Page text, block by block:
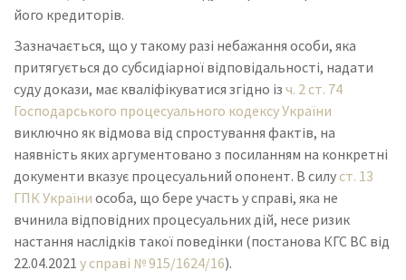
його кредиторів.
Зазначається, що у такому разі небажання особи, яка
притягується до субсидіарної відповідальності, надати
суду докази, має кваліфікуватися згідно із ч. 2 ст. 74
Господарського процесуального кодексу України
виключно як відмова від спростування фактів, на
наявність яких аргументовано з посиланням на конкретні
документи вказує процесуальний опонент. В силу ст. 13
ГПК України особа, що бере участь у справі, яка не
вчинила відповідних процесуальних дій, несе ризик
настання наслідків такої поведінки (постанова КГС ВС від
22.04.2021 у справі № 915/1624/16).